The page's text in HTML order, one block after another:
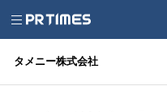
タメニー株式会社